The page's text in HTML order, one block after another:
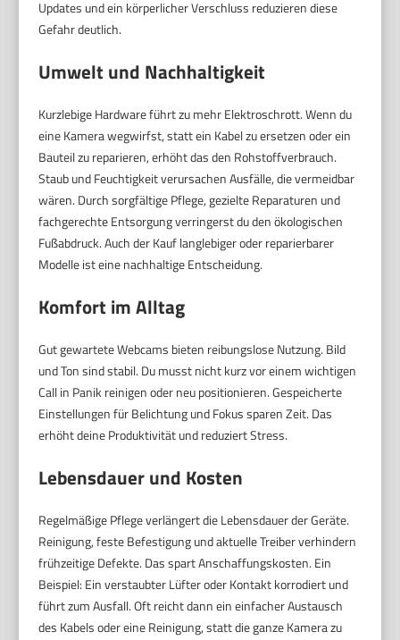
Updates und ein körperlicher Verschluss reduzieren diese
Gefahr deutlich.
Umwelt und Nachhaltigkeit
Kurzlebige Hardware führt zu mehr Elektroschrott. Wenn du
eine Kamera wegwirfst, statt ein Kabel zu ersetzen oder ein
Bauteil zu reparieren, erhöht das den Rohstoffverbrauch.
Staub und Feuchtigkeit verursachen Ausfälle, die vermeidbar
wären. Durch sorgfältige Pflege, gezielte Reparaturen und
fachgerechte Entsorgung verringerst du den ökologischen
Fußabdruck. Auch der Kauf langlebiger oder reparierbarer
Modelle ist eine nachhaltige Entscheidung.
Komfort im Alltag
Gut gewartete Webcams bieten reibungslose Nutzung. Bild
und Ton sind stabil. Du musst nicht kurz vor einem wichtigen
Call in Panik reinigen oder neu positionieren. Gespeicherte
Einstellungen für Belichtung und Fokus sparen Zeit. Das
erhöht deine Produktivität und reduziert Stress.
Lebensdauer und Kosten
Regelmäßige Pflege verlängert die Lebensdauer der Geräte.
Reinigung, feste Befestigung und aktuelle Treiber verhindern
frühzeitige Defekte. Das spart Anschaffungskosten. Ein
Beispiel: Ein verstaubter Lüfter oder Kontakt korrodiert und
führt zum Ausfall. Oft reicht dann ein einfacher Austausch
des Kabels oder eine Reinigung, statt die ganze Kamera zu